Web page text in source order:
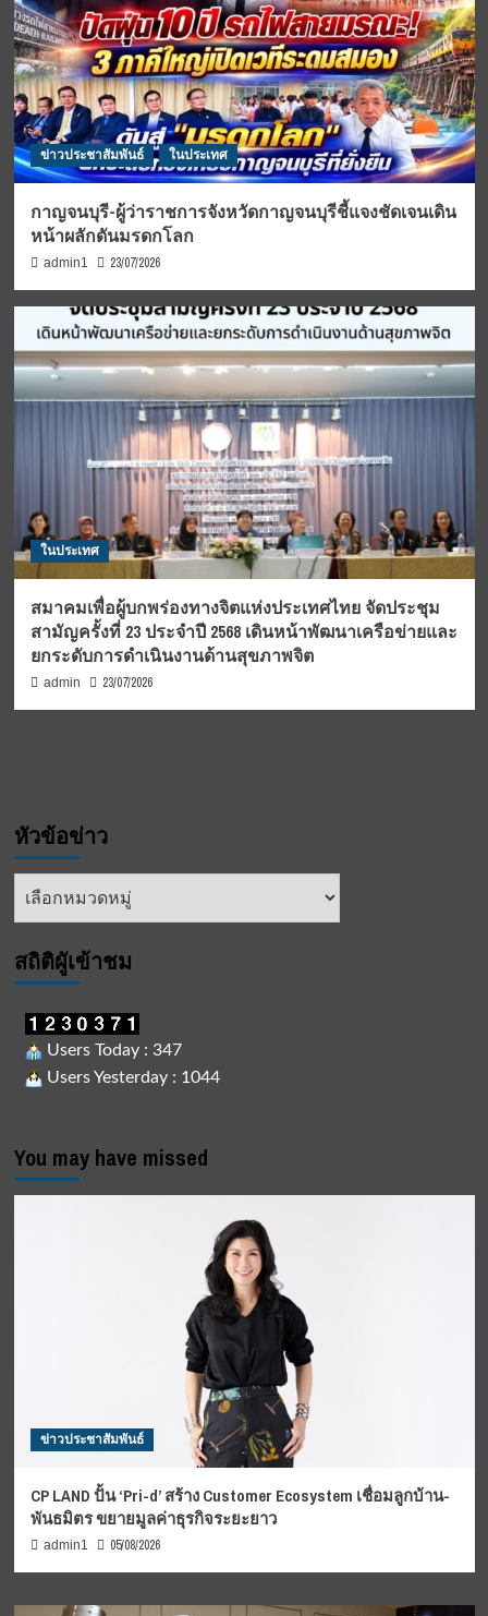
ข่าวประชาสัมพันธ์ ในประเทศ
กาญจนบุรี-ผู้ว่าราชการจังหวัดกาญจนบุรีชี้แจงชัดเจนเดิน
หน้าผลักดันมรดกโลก
admin1 23/07/2026
ในประเทศ
สมาคมเพื่อผู้บกพร่องทางจิตแห่งประเทศไทย จัดประชุม
สามัญครั้งที่ 23 ประจำปี 2568 เดินหน้าพัฒนาเครือข่ายและ
ยกระดับการดำเนินงานด้านสุขภาพจิต
admin 23/07/2026
หัวข้อข่าว
หัวข้อ
สถิติผูัเข้าชม
Users Today : 347
Users Yesterday : 1044
You may have missed
ข่าวประชาสัมพันธ์
CP LAND ปั้น ‘Pri-d’ สร้าง Customer Ecosystem เชื่อมลูกบ้าน-
พันธมิตร ขยายมูลค่าธุรกิจระยะยาว
admin1 05/08/2026